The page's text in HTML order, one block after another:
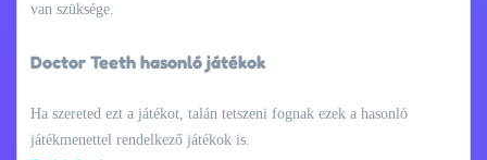
van szüksége.
Doctor Teeth hasonló játékok
Ha szereted ezt a játékot, talán tetszeni fognak ezek a hasonló
játékmenettel rendelkező játékok is.